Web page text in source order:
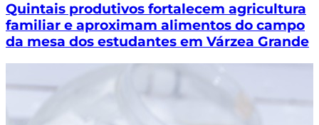
Quintais produtivos fortalecem agricultura
familiar e aproximam alimentos do campo
da mesa dos estudantes em Várzea Grande